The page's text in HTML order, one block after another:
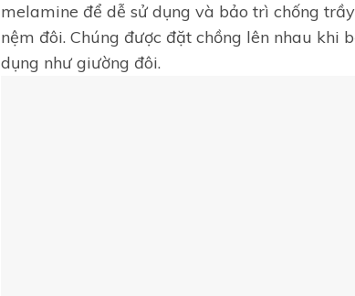
melamine để dễ sử dụng và bảo trì chống
nệm đôi. Chúng được đặt chồng lên nhau khi
dụng như giường đôi.